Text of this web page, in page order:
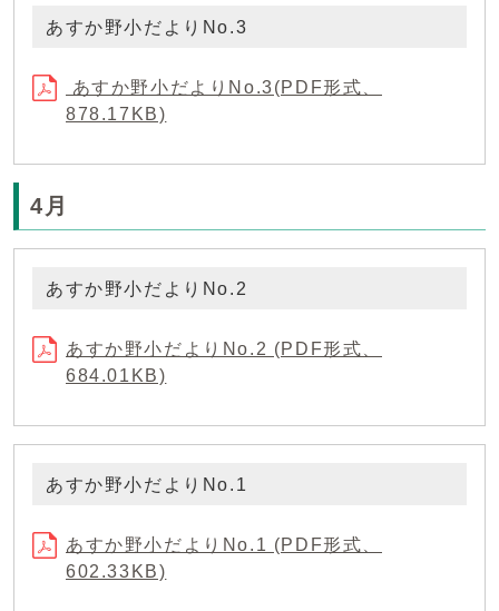
あすか野小だよりNo.3
あすか野小だよりNo.3(PDF形式、
878.17KB)
4月
あすか野小だよりNo.2
あすか野小だよりNo.2 (PDF形式、
684.01KB)
あすか野小だよりNo.1
あすか野小だよりNo.1 (PDF形式、
602.33KB)